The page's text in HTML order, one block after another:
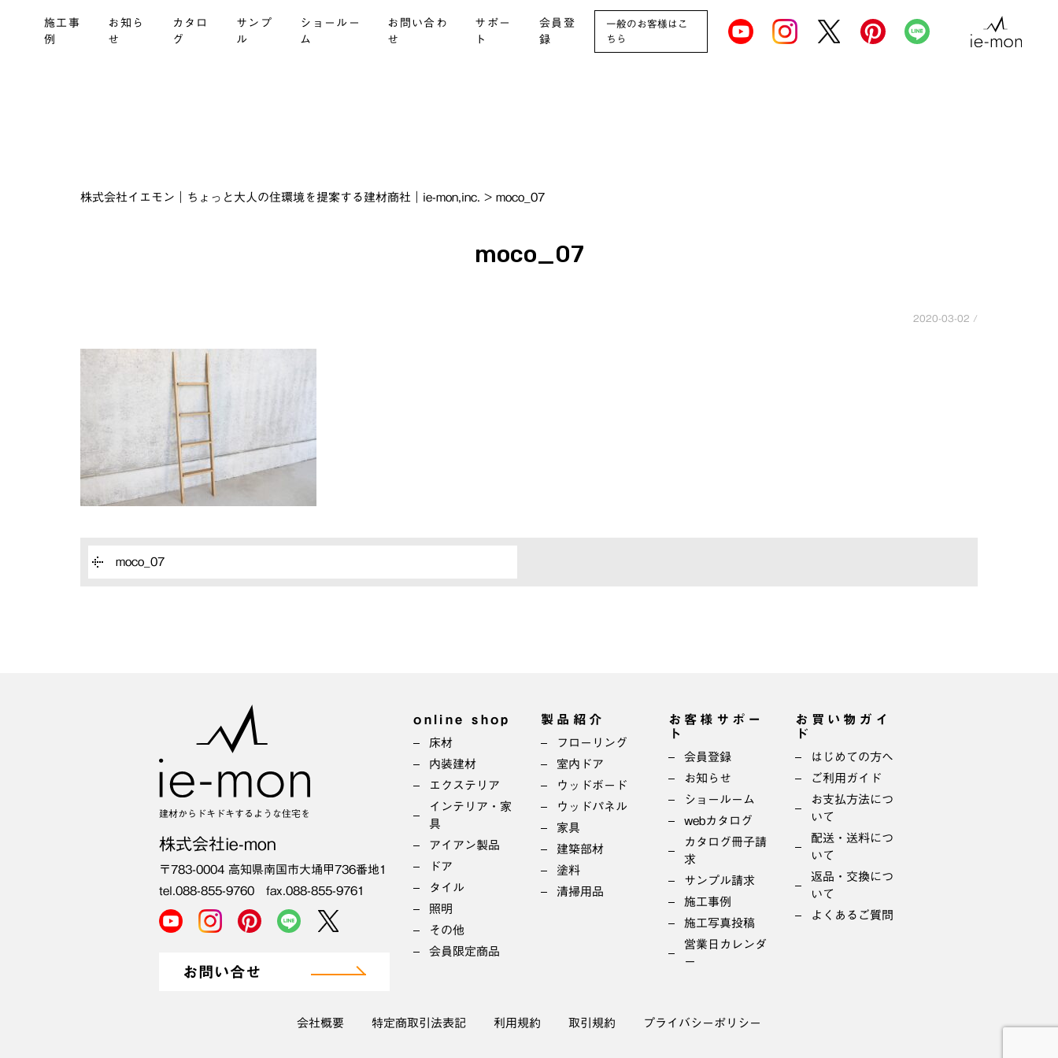
施工事
例
お知ら
せ
カタロ
グ
サンプ
ル
ショールー
ム
お問い合わ
せ
サポー
ト
会員登
録
一般のお客様はこ
ちら
株式会社イエモン｜ちょっと大人の住環境を提案する建材商社｜ie-mon,inc. > moco_07
moco_07
2020-03-02 /
moco_07
建材からドキドキするような住宅を
株式会社ie-mon
〒783-0004 高知県南国市大埇甲736番地1
tel.088-855-9760 fax.088-855-9761
お問い合せ
online shop
床材
内装建材
エクステリア
インテリア・家
具
アイアン製品
ドア
タイル
照明
その他
会員限定商品
製品紹介
フローリング
室内ドア
ウッドボード
ウッドパネル
家具
建築部材
塗料
清掃用品
お客様サポー
ト
会員登録
お知らせ
ショールーム
webカタログ
カタログ冊子請
求
サンプル請求
施工事例
施工写真投稿
営業日カレンダ
ー
お買い物ガイ
ド
はじめての方へ
ご利用ガイド
お支払方法につ
いて
配送・送料につ
いて
返品・交換につ
いて
よくあるご質問
会社概要 特定商取引法表記 利用規約 取引規約 プライバシーポリシー